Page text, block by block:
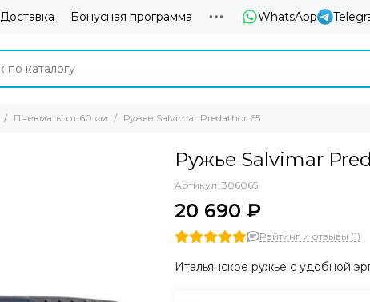
Доставка Бонусная программа WhatsApp
Пневматы от 60 см Ружье Salvimar Predathor 65
Ружье Salvimar
Артикул: 306065
20 690 ₽
Рейтинг и отзывы (1)
Итальянское ружье с удобной